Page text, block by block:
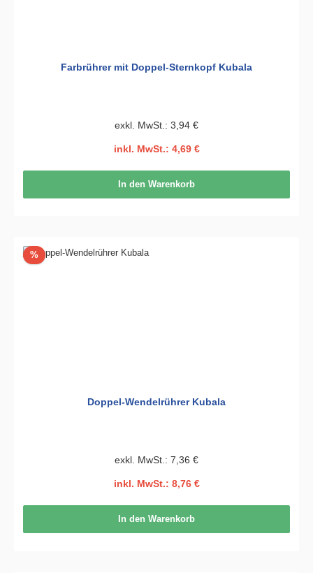
Farbrührer mit Doppel-Sternkopf Kubala
exkl. MwSt.: 3,94 €
inkl. MwSt.: 4,69 €
In den Warenkorb
%Rabatt
Doppel-Wendelrührer Kubala
exkl. MwSt.: 7,36 €
inkl. MwSt.: 8,76 €
In den Warenkorb